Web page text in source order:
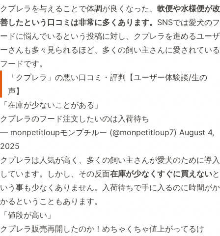
クプレラを与えることで体調が良くなった、 軟便や水様便が改
善したという口コミは非常に多くあります。 SNSでは愛犬のフ
ードに悩んでいるという投稿に対し、クプレラを進めるユーザ
ーさんも多々見られるほど、多くの飼い主さんに愛されている
フードです。
「クプレラ」の悪い口コミ・評判【ユーザー体験談/生の
声】
「在庫が少ないことがある」
クプレラのフード注文したいのは入荷待ち
— monpetitloupモンプチルー (@monpetitloup7) August 4,
2025
クプレラは人気が高く、多くの飼い主さんが愛犬のために導入
しています。しかし、その反面在庫が少なくすぐに買えないと
いう事も少なくありません。入荷待ちで手に入るのに時間がか
かるということもあります。
「値段が高い」
クプレラ販売再開したのか！めちゃくちゃ値上がってるけ